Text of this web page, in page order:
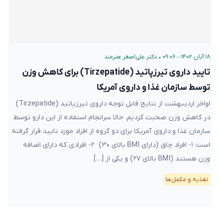
۱۸ آبان ۱۴۰۲ – ۰۹:۰۶ • دکتر علی‌اصغر هنرمند
تایید داروی تیرزپاتید (Tirzepatide) برای کاهش وزن
توسط سازمان غذا و داروی آمریکا
اواخر اردیبهشت از نتایج قابل توجه داروی تیرزپاتید (Tirzepatide)
در کاهش وزن صحبت کردیم. حالا سرانجام استفاده از این دارو توسط
سازمان غذا و داروی آمریکا برای دو گروه از افراد مورد تایید قرار گرفته
است: ۱- افراد چاق (دارای BMI بالای ۳۰) ۲- افرادی که دارای اضافه
وزن هستند (BMI بالای ۲۷) و یکی از […]
تغذیه و مکمل‌ها